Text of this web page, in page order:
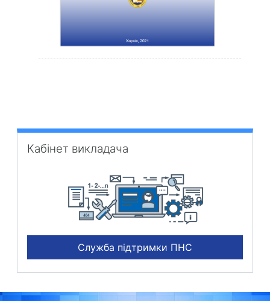
Пропустити Кабінет викладача
Кабінет викладача
Служба підтримки ПНС